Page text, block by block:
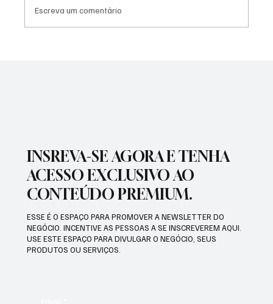
Escreva um comentário
INSREVA-SE AGORA E TENHA
ACESSO EXCLUSIVO AO
CONTEÚDO PREMIUM.
ESSE É O ESPAÇO PARA PROMOVER A NEWSLETTER DO
NEGÓCIO. INCENTIVE AS PESSOAS A SE INSCREVEREM AQUI.
USE ESTE ESPAÇO PARA DIVULGAR O NEGÓCIO, SEUS
PRODUTOS OU SERVIÇOS.